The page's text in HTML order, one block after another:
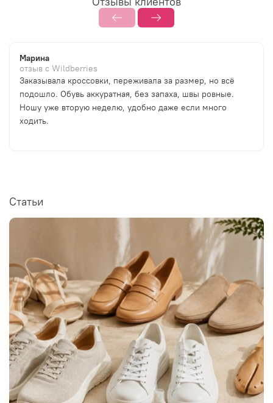
Марина
отзыв с Wildberries
Заказывала кроссовки, переживала за размер, но всё
подошло. Обувь аккуратная, без запаха, швы ровные.
Ношу уже вторую неделю, удобно даже если много
ходить.
Статьи